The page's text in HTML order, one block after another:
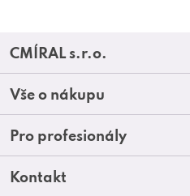
Z
á
p
a
CMÍRAL s.r.o.
Prodejny
O nás
Blog
Kontakt
Vše o nákupu
Doprava a platba
Obchodní podmínky
Reklamace a vrácení zboží
Pro profesionály
Akční letáky
Kontakt